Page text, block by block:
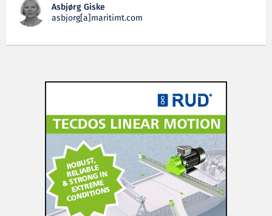
Asbjørg Giske
asbjorg[a]maritimt.com